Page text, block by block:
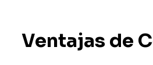
Ventajas de